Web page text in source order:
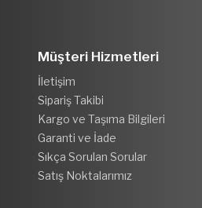
Müşteri Hizmetleri
İletişim
Sipariş Takibi
Kargo ve Taşıma Bilgileri
Garanti ve İade
Sıkça Sorulan Sorular
Satış Noktalarımız